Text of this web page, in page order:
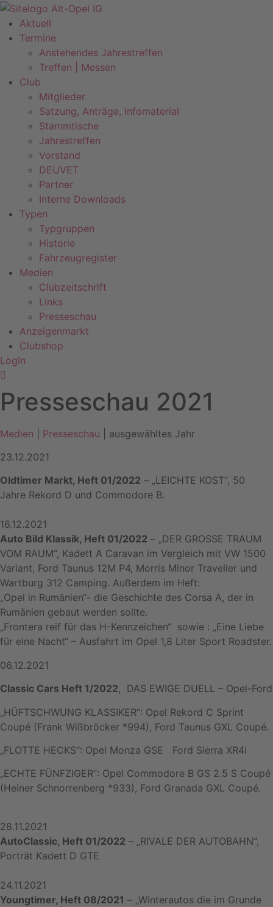
Zum
Inhalt
springen
Aktuell
Termine
Anstehendes Jahrestreffen
Treffen | Messen
Club
Mitglieder
Satzung, Anträge, Infomaterial
Stammtische
Jahrestreffen
Vorstand
DEUVET
Partner
Interne Downloads
Typen
Typgruppen
Historie
Fahrzeugregister
Medien
Clubzeitschrift
Links
Presseschau
Anzeigenmarkt
Clubshop
LogIn
Presseschau 2021
Medien Presseschau | ausgewähltes Jahr
23.12.2021
Oldtimer Markt, Heft 01/2022 – „LEICHTE KOST“, 50
Jahre Rekord D und Commodore B.
16.12.2021
Auto Bild Klassik, Heft 01/2022 – „DER GROSSE TRAUM
VOM RAUM“, Kadett A Caravan im Vergleich mit VW 1500
Variant, Ford Taunus 12M P4, Morris Minor Traveller und
Wartburg 312 Camping. Außerdem im Heft:
„Opel in Rumänien“- die Geschichte des Corsa A, der in
Rumänien gebaut werden sollte.
„Frontera reif für das H-Kennzeichen“ sowie : „Eine Liebe
für eine Nacht“ – Ausfahrt im Opel 1,8 Liter Sport Roadster.
06.12.2021
Classic Cars Heft 1/2022, DAS EWIGE DUELL – Opel-Ford
„HÜFTSCHWUNG KLASSIKER“: Opel Rekord C Sprint
Coupé (Frank Wißbröcker *994), Ford Taunus GXL Coupé.
„FLOTTE HECKS“: Opel Monza GSE Ford Sierra XR4i
„ECHTE FÜNFZIGER“: Opel Commodore B GS 2.5 S Coupé
(Heiner Schnorrenberg *933), Ford Granada GXL Coupé.
28.11.2021
AutoClassic, Heft 01/2022 – „RIVALE DER AUTOBAHN“,
Porträt Kadett D GTE
24.11.2021
Youngtimer, Heft 08/2021 – „Winterautos die im Grunde